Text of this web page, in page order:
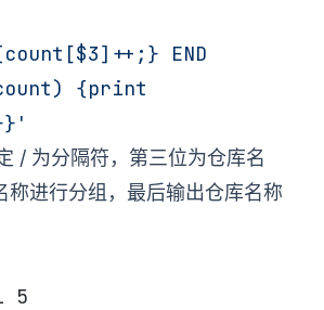
END
{print
/ 为分隔符，第三位为仓库名
称进行分组，最后输出仓库名称
5